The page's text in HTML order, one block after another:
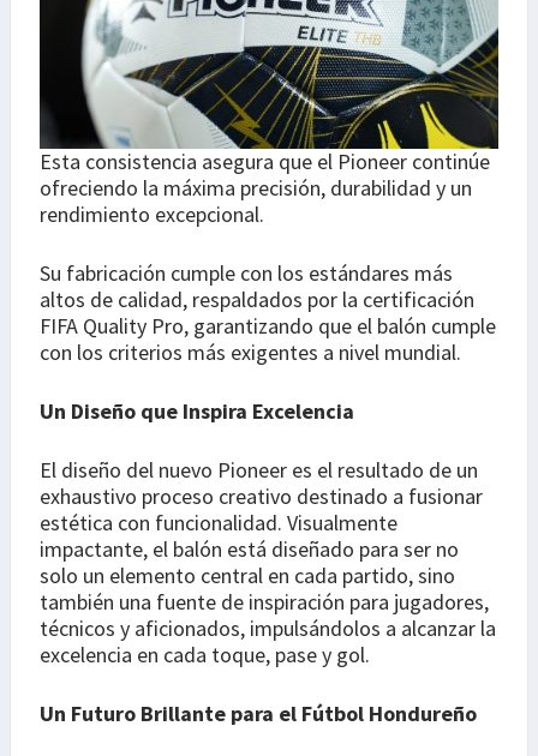
Esta consistencia asegura que el Pioneer continúe
ofreciendo la máxima precisión, durabilidad y un
rendimiento excepcional.
Su fabricación cumple con los estándares más
altos de calidad, respaldados por la certificación
FIFA Quality Pro, garantizando que el balón cumple
con los criterios más exigentes a nivel mundial.
Un Diseño que Inspira Excelencia
El diseño del nuevo Pioneer es el resultado de un
exhaustivo proceso creativo destinado a fusionar
estética con funcionalidad. Visualmente
impactante, el balón está diseñado para ser no
solo un elemento central en cada partido, sino
también una fuente de inspiración para jugadores,
técnicos y aficionados, impulsándolos a alcanzar la
excelencia en cada toque, pase y gol.
Un Futuro Brillante para el Fútbol Hondureño